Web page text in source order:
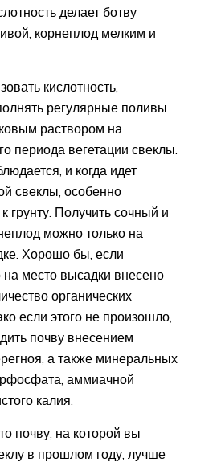
делает ботву
корнеплод мелким и
кислотность,
регулярные поливы
раствором на
периода вегетации свеклы.
и когда идет
свеклы, особенно
грунту. Получить сочный и
можно только на
Хорошо бы, если
на место высадки внесено
органических
если этого не произошло,
почву внесением
а также минеральных
аммиачной
калия.
почву, на которой вы
в прошлом году, лучше